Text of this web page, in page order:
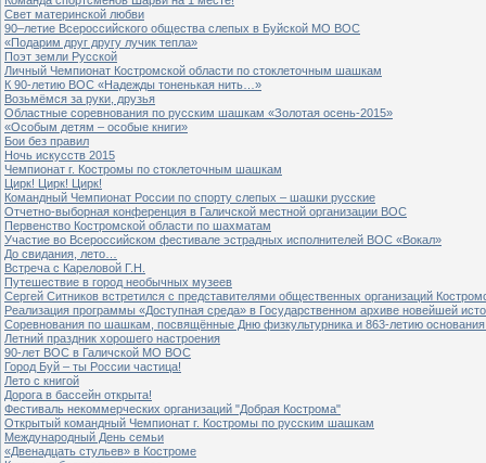
Свет материнской любви
90–летие Всероссийского общества слепых в Буйской МО ВОС
«Подарим друг другу лучик тепла»
Поэт земли Русской
Личный Чемпионат Костромской области по стоклеточным шашкам
К 90-летию ВОС «Надежды тоненькая нить…»
Возьмёмся за руки, друзья
Областные соревнования по русским шашкам «Золотая осень-2015»
«Особым детям – особые книги»
Бои без правил
Ночь искусств 2015
Чемпионат г. Костромы по стоклеточным шашкам
Цирк! Цирк! Цирк!
Командный Чемпионат России по спорту слепых – шашки русские
Отчетно-выборная конференция в Галичской местной организации ВОС
Первенство Костромской области по шахматам
Участие во Всероссийском фестивале эстрадных исполнителей ВОС «Вокал»
До свидания, лето…
Встреча с Кареловой Г.Н.
Путешествие в город необычных музеев
Сергей Ситников встретился с представителями общественных организаций
Реализация программы «Доступная среда» в Государственном архиве новейшей
Соревнования по шашкам, посвящённые Дню физкультурника и 863-летию основания
Летний праздник хорошего настроения
90-лет ВОС в Галичской МО ВОС
Город Буй – ты России частица!
Лето с книгой
Дорога в бассейн открыта!
Фестиваль некоммерческих организаций "Добрая Кострома"
Открытый командный Чемпионат г. Костромы по русским шашкам
Международный День семьи
«Двенадцать стульев» в Костроме